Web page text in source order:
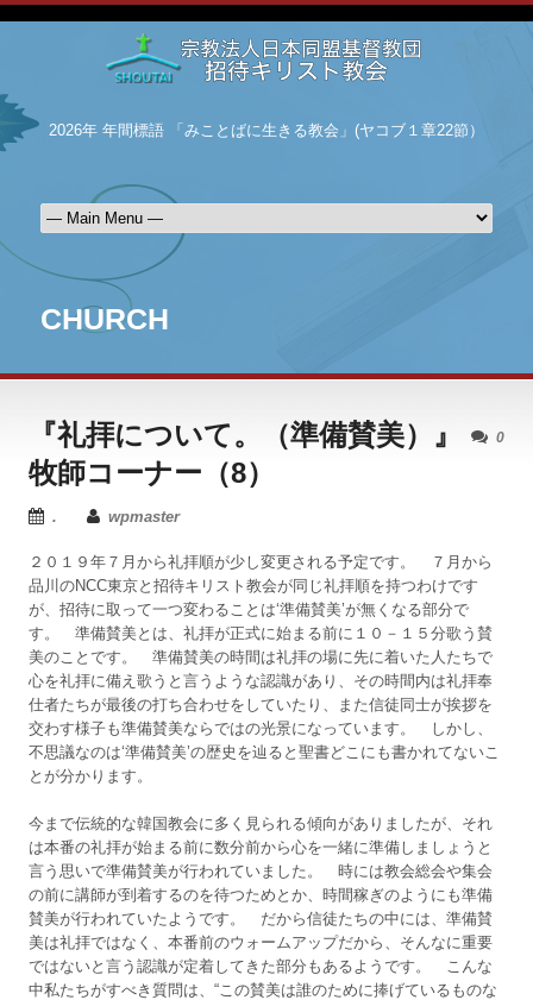
2026年 年間標語 「みことばに生きる教会」(ヤコブ１章22節）
CHURCH
0
『礼拝について。（準備賛美）』
牧師コーナー（8）
. wpmaster
２０１９年７月から礼拝順が少し変更される予定です。 ７月から
品川のNCC東京と招待キリスト教会が同じ礼拝順を持つわけです
が、招待に取って一つ変わることは‘準備賛美’が無くなる部分で
す。 準備賛美とは、礼拝が正式に始まる前に１０－１５分歌う賛
美のことです。 準備賛美の時間は礼拝の場に先に着いた人たちで
心を礼拝に備え歌うと言うような認識があり、その時間内は礼拝奉
仕者たちが最後の打ち合わせをしていたり、また信徒同士が挨拶を
交わす様子も準備賛美ならではの光景になっています。 しかし、
不思議なのは‘準備賛美’の歴史を辿ると聖書どこにも書かれてないこ
とが分かります。
今まで伝統的な韓国教会に多く見られる傾向がありましたが、それ
は本番の礼拝が始まる前に数分前から心を一緒に準備しましょうと
言う思いで準備賛美が行われていました。 時には教会総会や集会
の前に講師が到着するのを待つためとか、時間稼ぎのようにも準備
賛美が行われていたようです。 だから信徒たちの中には、準備賛
美は礼拝ではなく、本番前のウォームアップだから、そんなに重要
ではないと言う認識が定着してきた部分もあるようです。 こんな
中私たちがすべき質問は、“この賛美は誰のために捧げているものな